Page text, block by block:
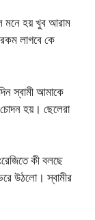
মনে হয় খুব আরাম
লাগবে কে
স্বামী আমাকে
হয়। ছেলেরা
কী বলছে
উঠলো। স্বামীর